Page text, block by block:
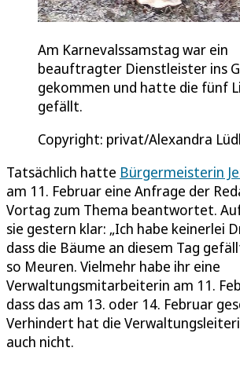
Am Karnevalssamstag war ein
beauftragter Dienstleister ins
gekommen und hatte die fünf
gefällt.
Copyright: privat/Alexandra
Tatsächlich hatte Bürgermeisterin
am 11. Februar eine Anfrage der
Vortag zum Thema beantwortet.
sie gestern klar: „Ich habe keinerlei
dass die Bäume an diesem Tag
so Meuren. Vielmehr habe ihr eine
Verwaltungsmitarbeiterin am 11.
dass das am 13. oder 14. Februar
Verhindert hat die
auch nicht.